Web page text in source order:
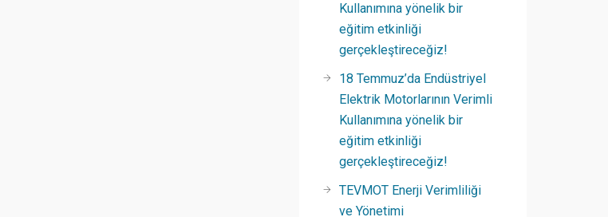
Kullanımına yönelik bir
eğitim etkinliği
gerçekleştireceğiz!
18 Temmuz’da Endüstriyel
Elektrik Motorlarının Verimli
Kullanımına yönelik bir
eğitim etkinliği
gerçekleştireceğiz!
TEVMOT Enerji Verimliliği
ve Yönetimi